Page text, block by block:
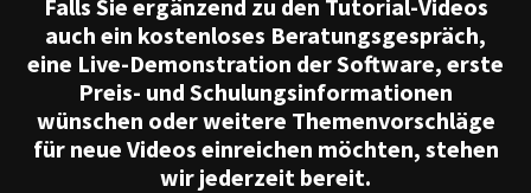
Falls Sie ergänzend zu den Tutorial-Videos
auch ein kostenloses Beratungsgespräch,
eine Live-Demonstration der Software, erste
Preis- und Schulungsinformationen
wünschen oder weitere Themenvorschläge
für neue Videos einreichen möchten, stehen
wir jederzeit bereit.